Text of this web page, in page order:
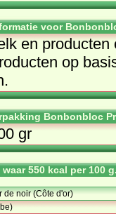
voor
en
op
Bonbonbloc
gr
550 kcal per 100
de noir (Côte d'or)